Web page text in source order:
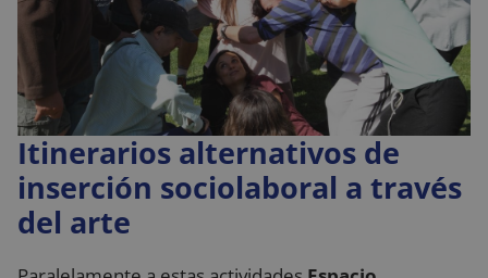
Itinerarios alternativos de
inserción sociolaboral a través
del arte